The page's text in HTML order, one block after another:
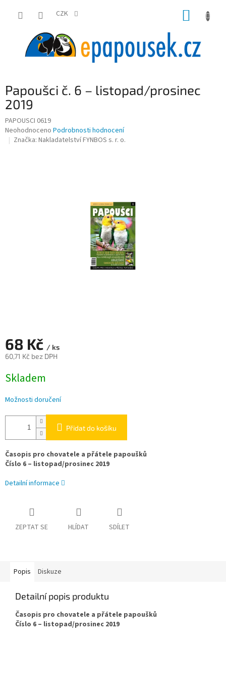
CZK
Papoušci č. 6 – listopad/prosinec
2019
PAPOUSCI 0619
Průměrné
hodnocení
Neohodnoceno Podrobnosti hodnocení
Značka: Nakladatelství FYNBOS s. r. o.
68 Kč / ks
60,71 Kč bez DPH
cena:
Skladem
Možnosti doručení
Přidat do košíku
Časopis pro chovatele a přátele papoušků
Číslo 6 – listopad/prosinec 2019
Detailní informace
ZEPTAT SE HLÍDAT SDÍLET
Popis Diskuze
Detailní popis produktu
Časopis pro chovatele a přátele papoušků
Číslo 6 – listopad/prosinec 2019